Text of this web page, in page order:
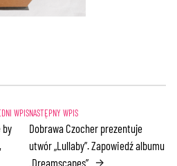
by
Dobrawa Czocher prezentuje
utwór „Lullaby”. Zapowiedź albumu
„Dreamscapes” →